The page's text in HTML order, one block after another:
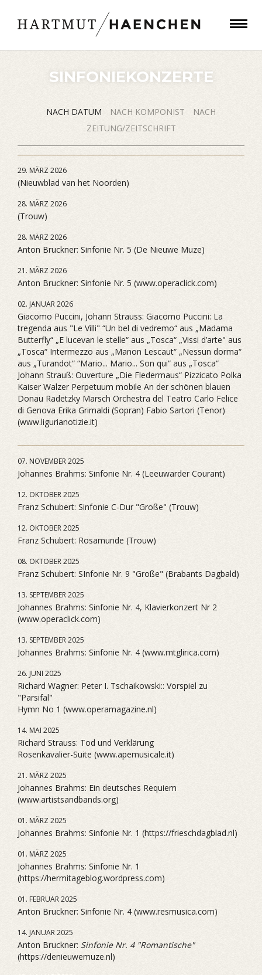
SINFONIEKONZERTE
NACH DATUM NACH KOMPONIST
NACH
ZEITUNG/ZEITSCHRIFT
29. MÄRZ 2026
(Nieuwblad van het Noorden)
28. MÄRZ 2026
(Trouw)
28. MÄRZ 2026
Anton Bruckner: Sinfonie Nr. 5 (De Nieuwe Muze)
21. MÄRZ 2026
Anton Bruckner: Sinfonie Nr. 5 (www.operaclick.com)
02. JANUAR 2026
Giacomo Puccini, Johann Strauss: Giacomo Puccini: La
tregenda aus "Le Villi" “Un bel di vedremo“ aus „Madama
Butterfly“ „E lucevan le stelle“ aus „Tosca“ „Vissi d’arte" aus
„Tosca“ Intermezzo aus „Manon Lescaut“ „Nessun dorma“
aus „Turandot“ “Mario... Mario... Son qui“ aus „Tosca“
Johann Strauß: Ouverture „Die Fledermaus“ Pizzicato Polka
Kaiser Walzer Perpetuum mobile An der schönen blauen
Donau Radetzky Marsch Orchestra del Teatro Carlo Felice
di Genova Erika Grimaldi (Sopran) Fabio Sartori (Tenor)
(www.ligurianotizie.it)
07. NOVEMBER 2025
Johannes Brahms: Sinfonie Nr. 4 (Leeuwarder Courant)
12. OKTOBER 2025
Franz Schubert: Sinfonie C-Dur "Große" (Trouw)
12. OKTOBER 2025
Franz Schubert: Rosamunde (Trouw)
08. OKTOBER 2025
Franz Schubert: SInfonie Nr. 9 "Große" (Brabants Dagbald)
13. SEPTEMBER 2025
Johannes Brahms: Sinfonie Nr. 4, Klavierkonzert Nr 2
(www.operaclick.com)
13. SEPTEMBER 2025
Johannes Brahms: Sinfonie Nr. 4 (www.mtglirica.com)
26. JUNI 2025
Richard Wagner: Peter I. Tschaikowski:: Vorspiel zu
"Parsifal"
Hymn No 1 (www.operamagazine.nl)
14. MAI 2025
Richard Strauss: Tod und Verklärung
Rosenkavalier-Suite (www.apemusicale.it)
21. MÄRZ 2025
Johannes Brahms: Ein deutsches Requiem
(www.artistsandbands.org)
01. MÄRZ 2025
Johannes Brahms: Sinfonie Nr. 1 (https://frieschdagblad.nl)
01. MÄRZ 2025
Johannes Brahms: Sinfonie Nr. 1
(https://hermitageblog.wordpress.com)
01. FEBRUAR 2025
Anton Bruckner: Sinfonie Nr. 4 (www.resmusica.com)
14. JANUAR 2025
Anton Bruckner: Sinfonie Nr. 4 "Romantische"
(https://denieuwemuze.nl)